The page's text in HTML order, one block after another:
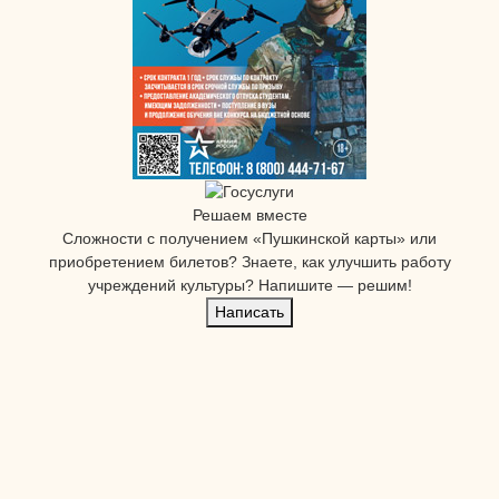
Решаем вместе
Сложности с получением «Пушкинской карты» или
приобретением билетов? Знаете, как улучшить работу
учреждений культуры? Напишите — решим!
Написать